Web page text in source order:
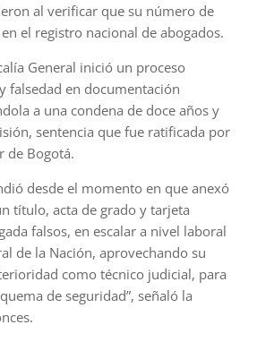
al verificar que su número de
el registro nacional de abogados.
General inició un proceso
falsedad en documentación
a una condena de doce años y
sentencia que fue ratificada por
de Bogotá.
desde el momento en que anexó
título, acta de grado y tarjeta
falsos, en escalar a nivel laboral
de la Nación, aprovechando su
como técnico judicial, para
de seguridad”, señaló la